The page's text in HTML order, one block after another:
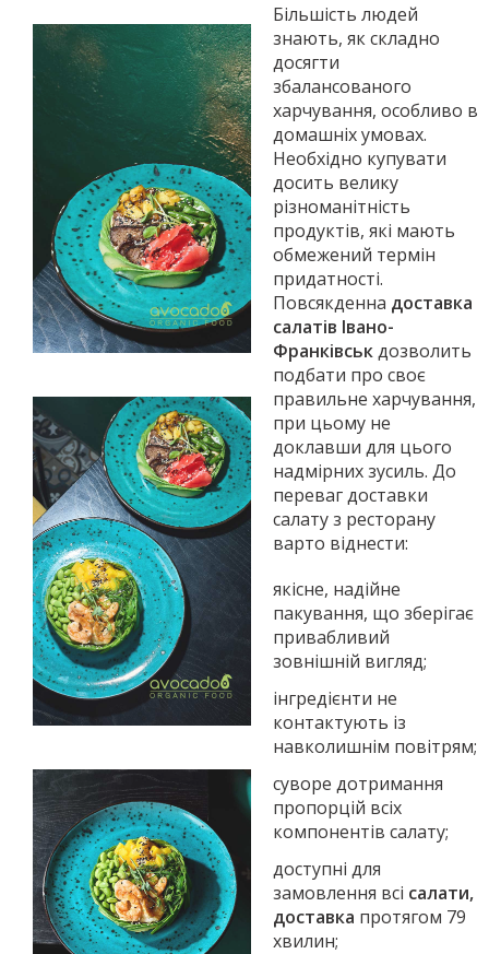
Більшість людей
знають, як складно
досягти
збалансованого
харчування, особливо в
домашніх умовах.
Необхідно купувати
досить велику
різноманітність
продуктів, які мають
обмежений термін
придатності.
Повсякденна доставка
салатів Івано-
Франківськдозволить
подбати про своє
правильне харчування,
при цьому не
доклавши для цього
надмірних зусиль. До
переваг доставки
салату з ресторану
варто віднести:
якісне, надійне
пакування, що зберігає
привабливий
зовнішній вигляд;
інгредієнти не
контактують із
навколишнім повітрям;
суворе дотримання
пропорцій всіх
компонентів салату;
доступні для
замовлення всі салати,
доставка протягом 79
хвилин;